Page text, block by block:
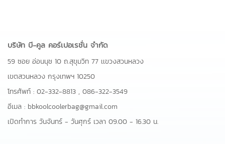
บริษัท บี-คูล คอร์เปอเรชั่น จำกัด
59 ซอย อ่อนนุช 10 ถ.สุขุมวิท 77 เเขวงสวนหลวง
เขตสวนหลวง กรุงเทพฯ 10250
โทรศัพท์ : 02-332-8813 , 086-322-3549
อีเมล : bbkoolcoolerbag@gmail.com
เปิดทำการ วันจันทร์ - วันศุกร์ เวลา 09.00 - 16.30 น.